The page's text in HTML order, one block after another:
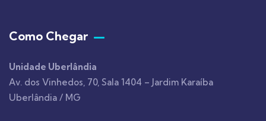
Como Chegar
Unidade Uberlândia
Av. dos Vinhedos, 70, Sala 1404 – Jardim Karaíba
Uberlândia / MG